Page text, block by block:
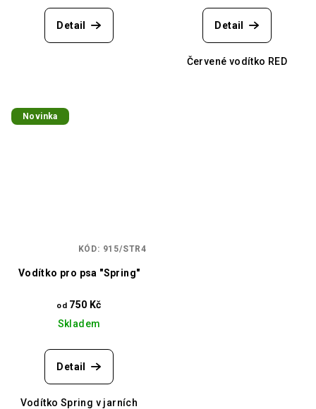
Detail Detail
Červené vodítko RED
Novinka
Vodítko pro psa "Spring"
od 750 Kč
Skladem
Detail
Vodítko Spring v jarních
KÓD: 915/STR4